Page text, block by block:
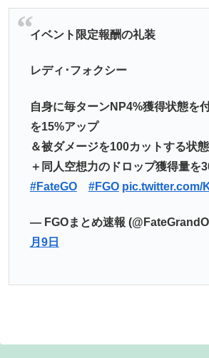
イベント限定報酬の礼装
レディ･フォクシー
自身に毎ターンNP4%獲得状態を
を15%アップ
＆被ダメージを100カットする状
＋同人空想力のドロップ獲得量を
#FateGO
#FGO pic.twitter.com/
— FGOまとめ速報
月9日